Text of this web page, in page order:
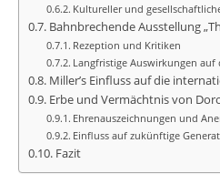
Kultureller und
Bahnbrechende Ausstellung
Rezeption und Kritiken
Langfristige Auswirkungen auf
Miller’s Einfluss auf die
Erbe und Vermächtnis von
Ehrenauszeichnungen und
Einfluss auf zukünftige
Fazit